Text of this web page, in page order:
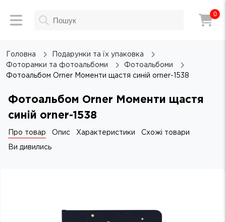
0
Головна
Подарунки та їх упаковка
Фоторамки та фотоальбоми
Фотоальбоми
Фотоальбом Orner Моменти щастя синій orner-1538
Фотоальбом Orner Моменти щастя
синій orner-1538
Про товар Опис Характеристики Схожі товари
Ви дивились